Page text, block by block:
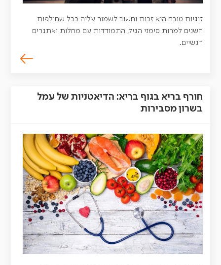
זוגיות טובה היא זכות וחשוב לשמור עליה ככל שחולפות
השנים למרות סימני הגיל, התמודדות עם מחלות ואתגרים
רגשיים.
חורף בריא בגוף בריא: הדיאטניות של עמל
בשרון מסבירות